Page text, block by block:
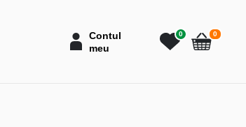
Contul
meu
0
Cart
0articole